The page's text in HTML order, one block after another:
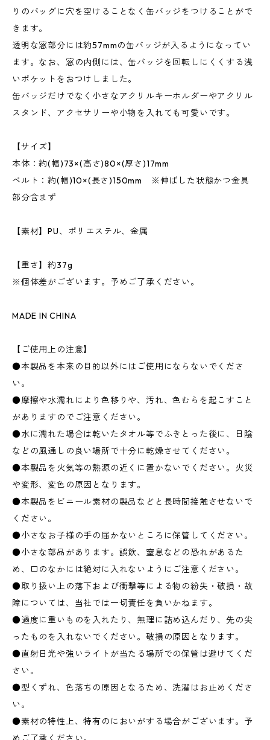
りのバッグに穴を空けることなく缶バッジをつけることがで
きます。
透明な窓部分には約57mmの缶バッジが入るようになってい
ます。なお、窓の内側には、缶バッジを回転しにくくする浅
いポケットをおつけしました。
缶バッジだけでなく小さなアクリルキーホルダーやアクリル
スタンド、アクセサリーや小物を入れても可愛いです。
【サイズ】
本体：約(幅)73×(高さ)80×(厚さ)17mm
ベルト：約(幅)10×(長さ)150mm ※伸ばした状態かつ金具
部分含まず
【素材】PU、ポリエステル、金属
【重さ】約37g
※個体差がございます。予めご了承ください。
MADE IN CHINA
【ご使用上の注意】
●本製品を本来の目的以外にはご使用にならないでくださ
い。
●摩擦や水濡れにより色移りや、汚れ、色むらを起こすこと
がありますのでご注意ください。
●水に濡れた場合は乾いたタオル等でふきとった後に、日陰
などの風通しの良い場所で十分に乾燥させてください。
●本製品を火気等の熱源の近くに置かないでください。火災
や変形、変色の原因となります。
●本製品をビニール素材の製品などと長時間接触させないで
ください。
●小さなお子様の手の届かないところに保管してください。
●小さな部品があります。誤飲、窒息などの恐れがあるた
め、口のなかには絶対に入れないようにご注意ください。
●取り扱い上の落下および衝撃等による物の紛失・破損・故
障については、当社では一切責任を負いかねます。
●過度に重いものを入れたり、無理に詰め込んだり、先の尖
ったものを入れないでください。破損の原因となります。
●直射日光や強いライトが当たる場所での保管は避けてくだ
さい。
●型くずれ、色落ちの原因となるため、洗濯はお止めくださ
い。
●素材の特性上、特有のにおいがする場合がございます。予